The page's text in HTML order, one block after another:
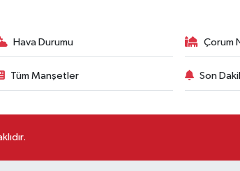
Hava Durumu Çorum
Tüm Manşetler Son